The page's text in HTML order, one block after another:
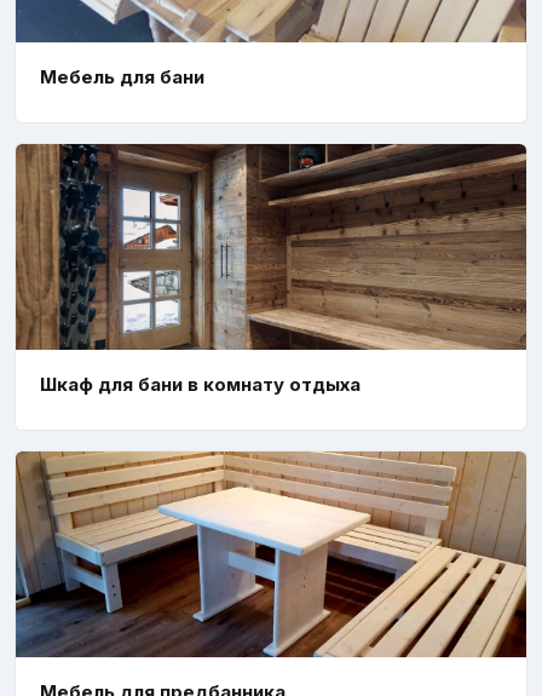
Мебель для бани
Шкаф для бани в комнату отдыха